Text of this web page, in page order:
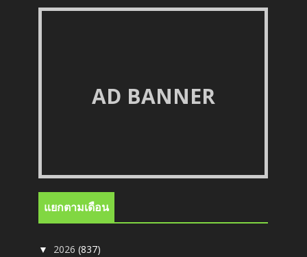
AD BANNER
แยกตามเดือน
▼ 2026(837)